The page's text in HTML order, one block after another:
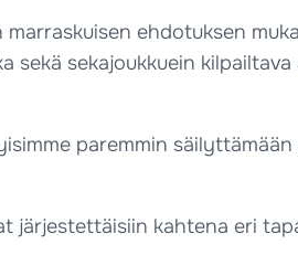
ehdotuksen
sekajoukkuein
paremmin
järjestettäisiin kahtena eri